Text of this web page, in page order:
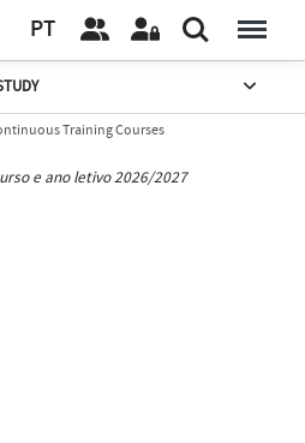
PT
Training Courses
e ano letivo 2026/2027